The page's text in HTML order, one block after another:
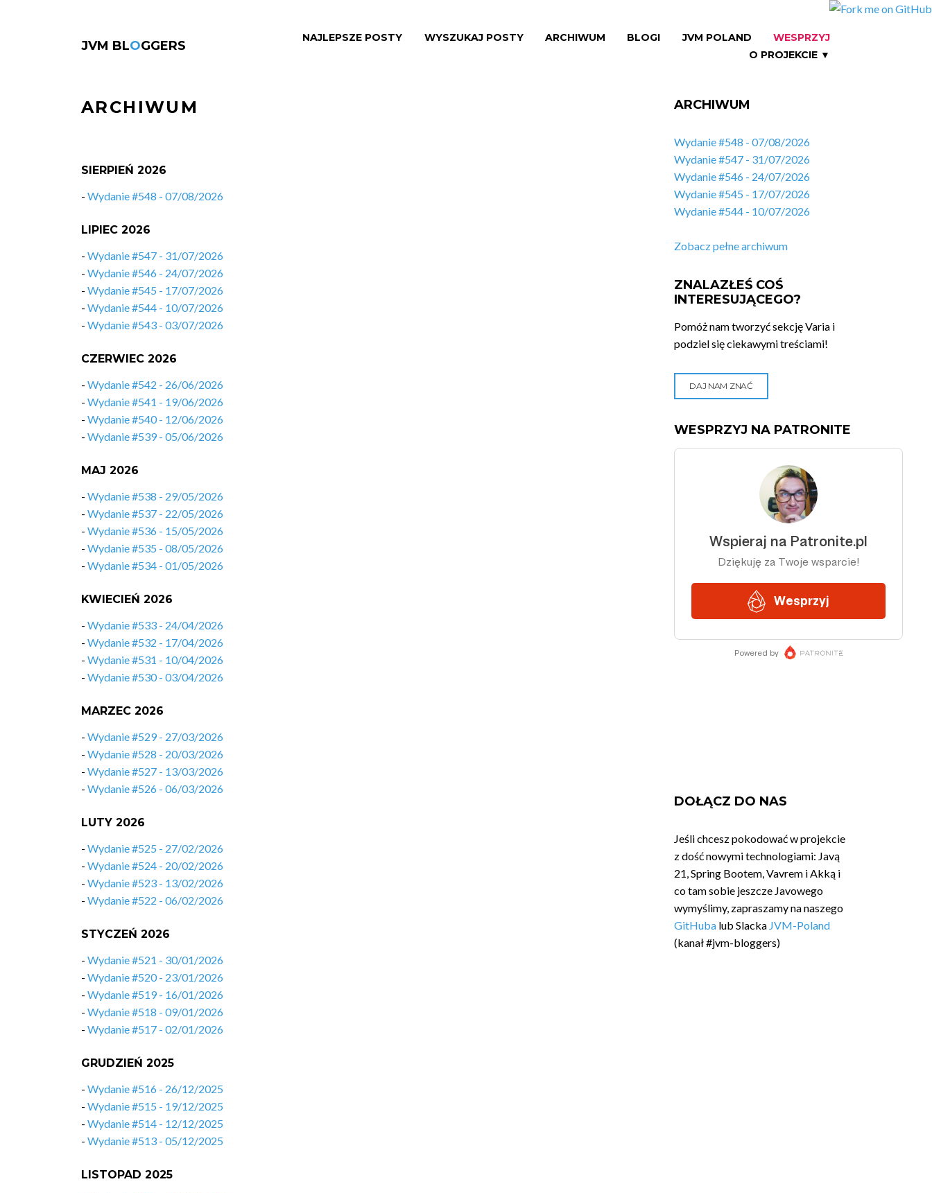
JVM BLOGGERS
NAJLEPSZE POSTY WYSZUKAJ POSTY ARCHIWUM BLOGI JVM POLAND
WESPRZYJ
O PROJEKCIE ▼
ARCHIWUM
SIERPIEŃ 2026
- Wydanie #548 - 07/08/2026
LIPIEC 2026
- Wydanie #547 - 31/07/2026
- Wydanie #546 - 24/07/2026
- Wydanie #545 - 17/07/2026
- Wydanie #544 - 10/07/2026
- Wydanie #543 - 03/07/2026
CZERWIEC 2026
- Wydanie #542 - 26/06/2026
- Wydanie #541 - 19/06/2026
- Wydanie #540 - 12/06/2026
- Wydanie #539 - 05/06/2026
MAJ 2026
- Wydanie #538 - 29/05/2026
- Wydanie #537 - 22/05/2026
- Wydanie #536 - 15/05/2026
- Wydanie #535 - 08/05/2026
- Wydanie #534 - 01/05/2026
KWIECIEŃ 2026
- Wydanie #533 - 24/04/2026
- Wydanie #532 - 17/04/2026
- Wydanie #531 - 10/04/2026
- Wydanie #530 - 03/04/2026
MARZEC 2026
- Wydanie #529 - 27/03/2026
- Wydanie #528 - 20/03/2026
- Wydanie #527 - 13/03/2026
- Wydanie #526 - 06/03/2026
LUTY 2026
- Wydanie #525 - 27/02/2026
- Wydanie #524 - 20/02/2026
- Wydanie #523 - 13/02/2026
- Wydanie #522 - 06/02/2026
STYCZEŃ 2026
- Wydanie #521 - 30/01/2026
- Wydanie #520 - 23/01/2026
- Wydanie #519 - 16/01/2026
- Wydanie #518 - 09/01/2026
- Wydanie #517 - 02/01/2026
GRUDZIEŃ 2025
- Wydanie #516 - 26/12/2025
- Wydanie #515 - 19/12/2025
- Wydanie #514 - 12/12/2025
- Wydanie #513 - 05/12/2025
LISTOPAD 2025
ARCHIWUM
Wydanie #548 - 07/08/2026
Wydanie #547 - 31/07/2026
Wydanie #546 - 24/07/2026
Wydanie #545 - 17/07/2026
Wydanie #544 - 10/07/2026
Zobacz pełne archiwum
ZNALAZŁEŚ COŚ
INTERESUJĄCEGO?
Pomóż nam tworzyć sekcję Varia i
podziel się ciekawymi treściami!
DAJ NAM ZNAĆ
WESPRZYJ NA PATRONITE
DOŁĄCZ DO NAS
Jeśli chcesz pokodować w projekcie
z dość nowymi technologiami: Javą
21, Spring Bootem, Vavrem i Akką i
co tam sobie jeszcze Javowego
wymyślimy, zapraszamy na naszego
GitHuba lub Slacka JVM-Poland
(kanał #jvm-bloggers)